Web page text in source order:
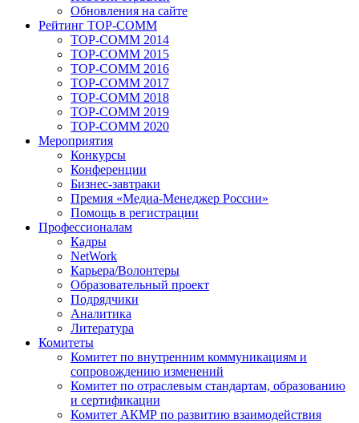
Обновления на сайте
Рейтинг TOP-COMM
TOP-COMM 2014
TOP-COMM 2015
TOP-COMM 2016
TOP-COMM 2017
TOP-COMM 2018
TOP-COMM 2019
TOP-COMM 2020
Мероприятия
Конкурсы
Конференции
Бизнес-завтраки
Премия «Медиа-Менеджер России»
Помощь в регистрации
Профессионалам
Кадры
NetWork
Карьера/Волонтеры
Образовательный проект
Подрядчики
Аналитика
Литература
Комитеты
Комитет по внутренним коммуникациям и
сопровождению изменений
Комитет по отраслевым стандартам, образованию
и сертификации
Комитет АКМР по развитию взаимодействия